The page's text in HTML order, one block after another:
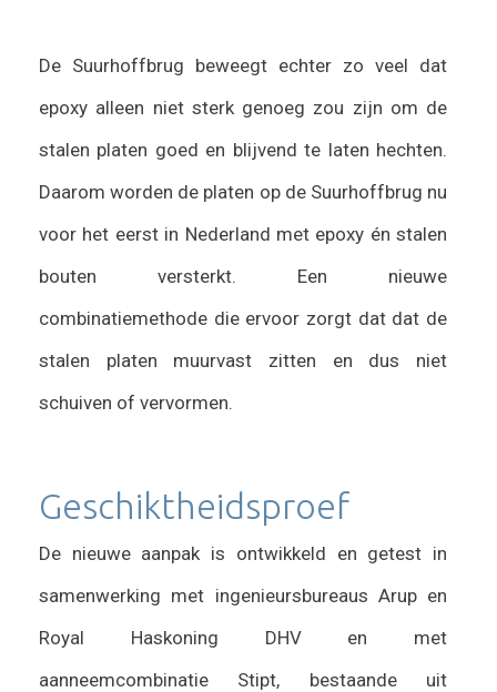
De Suurhoffbrug beweegt echter zo veel dat
epoxy alleen niet sterk genoeg zou zijn om de
stalen platen goed en blijvend te laten hechten.
Daarom worden de platen op de Suurhoffbrug nu
voor het eerst in Nederland met epoxy én stalen
bouten versterkt. Een nieuwe
combinatiemethode die ervoor zorgt dat dat de
stalen platen muurvast zitten en dus niet
schuiven of vervormen.
Geschiktheidsproef
De nieuwe aanpak is ontwikkeld en getest in
samenwerking met ingenieursbureaus Arup en
Royal Haskoning DHV en met
aanneemcombinatie Stipt, bestaande uit